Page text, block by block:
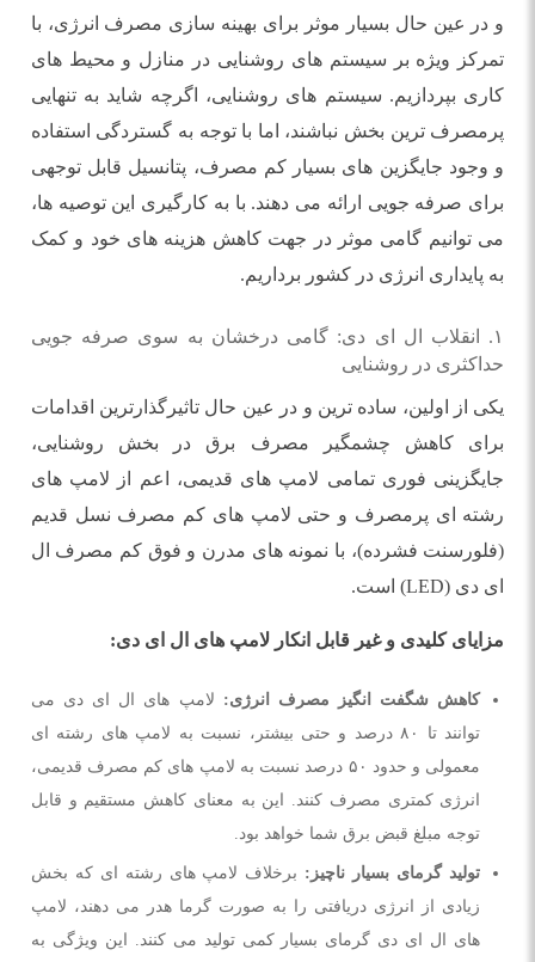
و در عین حال بسیار موثر برای بهینه سازی مصرف انرژی، با
تمرکز ویژه بر سیستم های روشنایی در منازل و محیط های
کاری بپردازیم. سیستم های روشنایی، اگرچه شاید به تنهایی
پرمصرف ترین بخش نباشند، اما با توجه به گستردگی استفاده
و وجود جایگزین های بسیار کم مصرف، پتانسیل قابل توجهی
برای صرفه جویی ارائه می دهند. با به کارگیری این توصیه ها،
می توانیم گامی موثر در جهت کاهش هزینه های خود و کمک
به پایداری انرژی در کشور برداریم.
۱. انقلاب ال ای دی: گامی درخشان به سوی صرفه جویی
حداکثری در روشنایی
یکی از اولین، ساده ترین و در عین حال تاثیرگذارترین اقدامات
برای کاهش چشمگیر مصرف برق در بخش روشنایی،
جایگزینی فوری تمامی لامپ های قدیمی، اعم از لامپ های
رشته ای پرمصرف و حتی لامپ های کم مصرف نسل قدیم
(فلورسنت فشرده)، با نمونه های مدرن و فوق کم مصرف ال
ای دی (LED) است.
مزایای کلیدی و غیر قابل انکار لامپ های ال ای دی:
کاهش شگفت انگیز مصرف انرژی: لامپ های ال ای دی می
توانند تا ۸۰ درصد و حتی بیشتر، نسبت به لامپ های رشته ای
معمولی و حدود ۵۰ درصد نسبت به لامپ های کم مصرف قدیمی،
انرژی کمتری مصرف کنند. این به معنای کاهش مستقیم و قابل
توجه مبلغ قبض برق شما خواهد بود.
تولید گرمای بسیار ناچیز: برخلاف لامپ های رشته ای که بخش
زیادی از انرژی دریافتی را به صورت گرما هدر می دهند، لامپ
های ال ای دی گرمای بسیار کمی تولید می کنند. این ویژگی به